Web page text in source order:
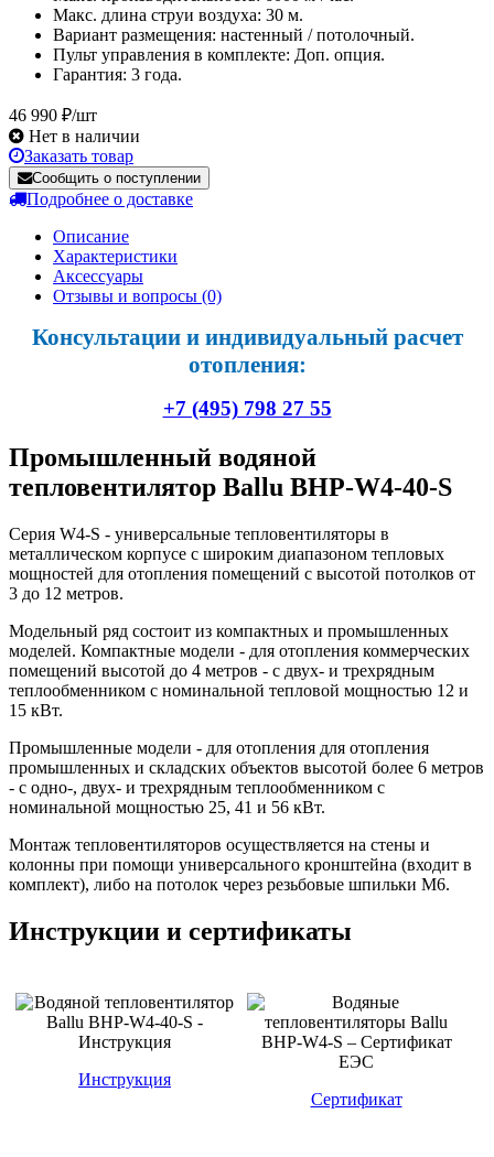
Макс. длина струи воздуха: 30 м.
Вариант размещения: настенный / потолочный.
Пульт управления в комплекте: Доп. опция.
Гарантия: 3 года.
46 990 ₽/шт
Нет в наличии
Заказать товар
Сообщить о поступлении
Подробнее о доставке
Описание
Характеристики
Аксессуары
Отзывы и вопросы (0)
Консультации и индивидуальный расчет
отопления:
+7 (495) 798 27 55
Промышленный водяной
тепловентилятор Ballu BHP-W4-40-S
Серия W4-S - универсальные тепловентиляторы в
металлическом корпусе с широким диапазоном тепловых
мощностей для отопления помещений с высотой потолков от
3 до 12 метров.
Модельный ряд состоит из компактных и промышленных
моделей. Компактные модели - для отопления коммерческих
помещений высотой до 4 метров - с двух- и трехрядным
теплообменником с номинальной тепловой мощностью 12 и
15 кВт.
Промышленные модели - для отопления для отопления
промышленных и складских объектов высотой более 6 метров
- с одно-, двух- и трехрядным теплообменником с
номинальной мощностью 25, 41 и 56 кВт.
Монтаж тепловентиляторов осуществляется на стены и
колонны при помощи универсального кронштейна (входит в
комплект), либо на потолок через резьбовые шпильки М6.
Инструкции и сертификаты
Инструкция
Сертификат